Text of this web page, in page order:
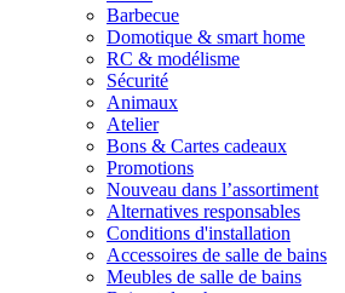
Barbecue
Domotique & smart home
RC & modélisme
Sécurité
Animaux
Atelier
Bons & Cartes cadeaux
Promotions
Nouveau dans l’assortiment
Alternatives responsables
Conditions d'installation
Accessoires de salle de bains
Meubles de salle de bains